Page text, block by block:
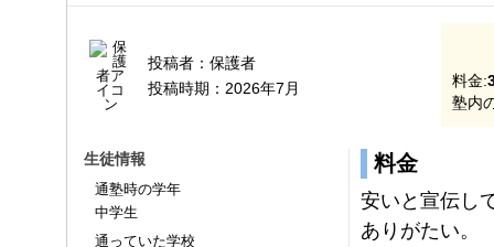
投稿者： 保護者
投稿時期： 2026年7月 料金:
塾内
生徒情報
通塾時の学年
中学生
通っていた学校
料金
安いと宣伝し
ありがたい。